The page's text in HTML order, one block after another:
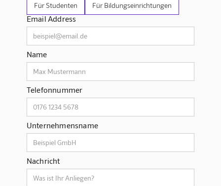
Für Studenten Für Bildungseinrichtungen
Email Address
Name
Telefonnummer
Unternehmensname
Nachricht